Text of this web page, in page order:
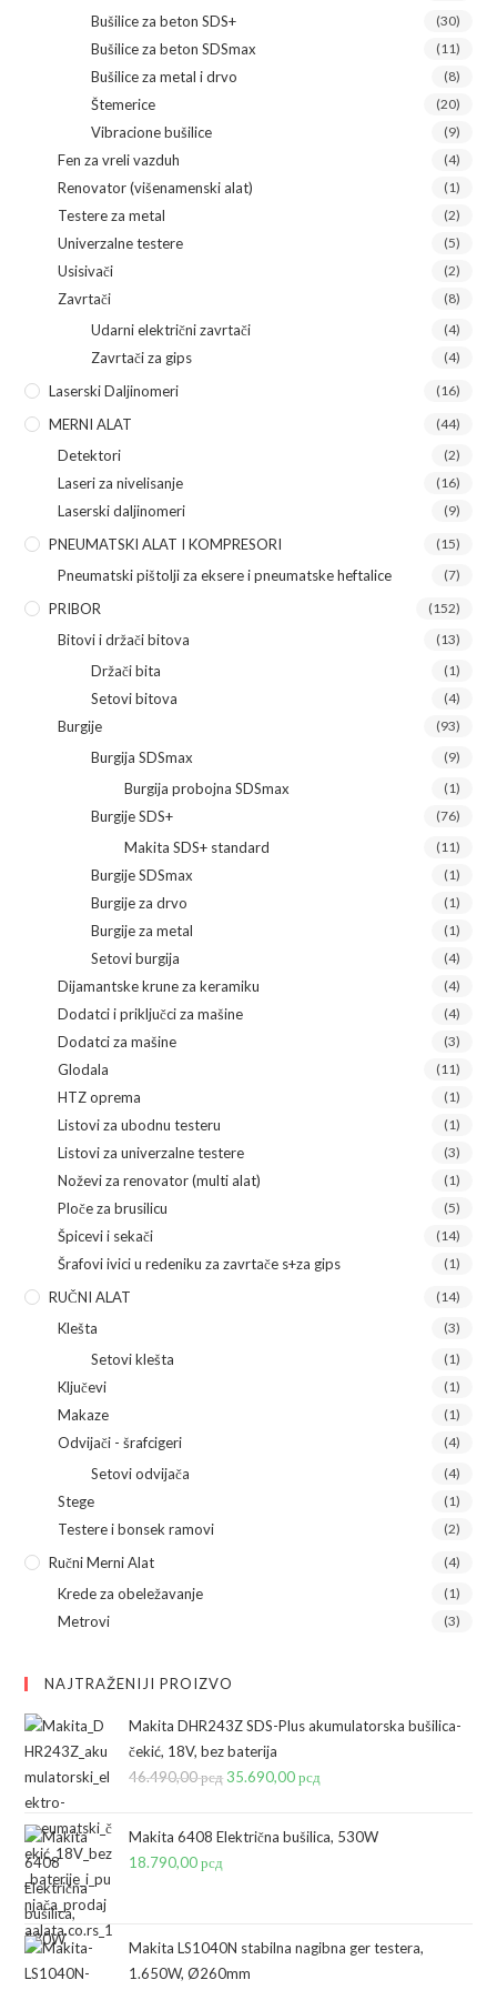
Bušilice za beton SDS+ (30)
Bušilice za beton SDSmax (11)
Bušilice za metal i drvo (8)
Štemerice (20)
Vibracione bušilice (9)
Fen za vreli vazduh (4)
Renovator (višenamenski alat) (1)
Testere za metal (2)
Univerzalne testere (5)
Usisivači (2)
Zavrtači (8)
Udarni električni zavrtači (4)
Zavrtači za gips (4)
Laserski Daljinomeri (16)
MERNI ALAT (44)
Detektori (2)
Laseri za nivelisanje (16)
Laserski daljinomeri (9)
PNEUMATSKI ALAT I KOMPRESORI (15)
Pneumatski pištolji za eksere i pneumatske heftalice (7)
PRIBOR (152)
Bitovi i držači bitova (13)
Držači bita (1)
Setovi bitova (4)
Burgije (93)
Burgija SDSmax (9)
Burgija probojna SDSmax (1)
Burgije SDS+ (76)
Makita SDS+ standard (11)
Burgije SDSmax (1)
Burgije za drvo (1)
Burgije za metal (1)
Setovi burgija (4)
Dijamantske krune za keramiku (4)
Dodatci i priključci za mašine (4)
Dodatci za mašine (3)
Glodala (11)
HTZ oprema (1)
Listovi za ubodnu testeru (1)
Listovi za univerzalne testere (3)
Noževi za renovator (multi alat) (1)
Ploče za brusilicu (5)
Špicevi i sekači (14)
Šrafovi ivici u redeniku za zavrtače s+za gips (1)
RUČNI ALAT (14)
Klešta (3)
Setovi klešta (1)
Ključevi (1)
Makaze (1)
Odvijači - šrafcigeri (4)
Setovi odvijača (4)
Stege (1)
Testere i bonsek ramovi (2)
Ručni Merni Alat (4)
Krede za obeležavanje (1)
Metrovi (3)
NAJTRAŽENIJI PROIZVO
Makita DHR243Z SDS-Plus akumulatorska bušilica-
čekić, 18V, bez baterija
46.490,00рсд Originalna
je
35.690,00рсд
je:
Makita 6408 Električna bušilica, 530W
18.790,00рсд
Makita LS1040N stabilna nagibna ger testera,
1.650W, Ø260mm